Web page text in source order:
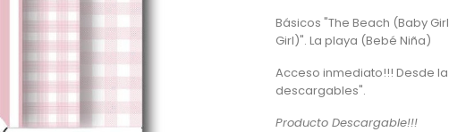
Básicos "The Beach (Baby
Girl)". La playa (Bebé Niña)
Acceso inmediato!!! Desde
descargables".
Producto Descargable!!!